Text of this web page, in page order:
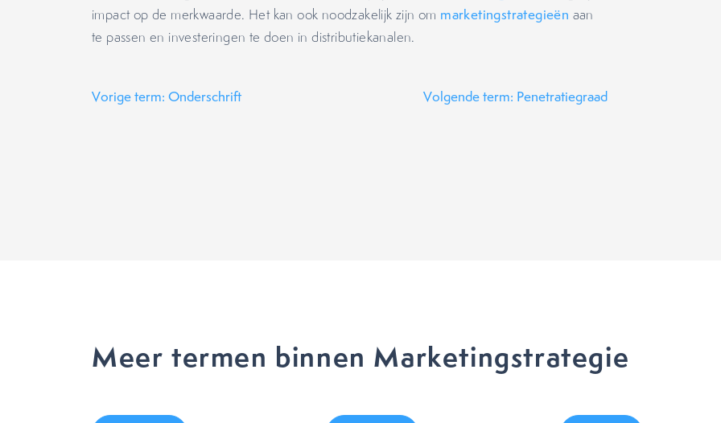
impact op de merkwaarde. Het kan ook noodzakelijk zijn om marketingstrategieën aan
te passen en investeringen te doen in distributiekanalen.
Vorige term: Onderschrift Volgende term: Penetratiegraad
Meer termen binnen Marketingstrategie